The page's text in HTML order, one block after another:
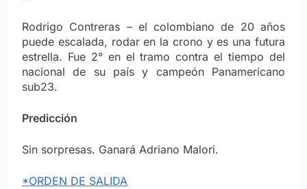
Rodrigo Contreras – el colombiano de 20 años
puede escalada, rodar en la crono y es una futura
estrella. Fue 2° en el tramo contra el tiempo del
nacional de su país y campeón Panamericano
sub23.
Predicción
Sin sorpresas. Ganará Adriano Malori.
*ORDEN DE SALIDA